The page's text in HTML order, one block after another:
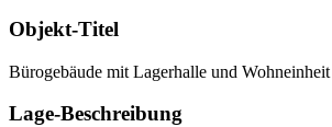
Objekt-Titel
Bürogebäude mit Lagerhalle und Wohneinheit
Lage-Beschreibung